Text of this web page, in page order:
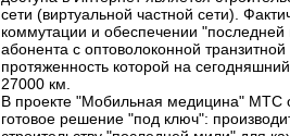
сети (виртуальной частной сети).
коммутации и обеспечении
абонента с оптоволоконной
протяженность которой на
27000 км.
В проекте "Мобильная медицина" МТС
готовое решение "под ключ":